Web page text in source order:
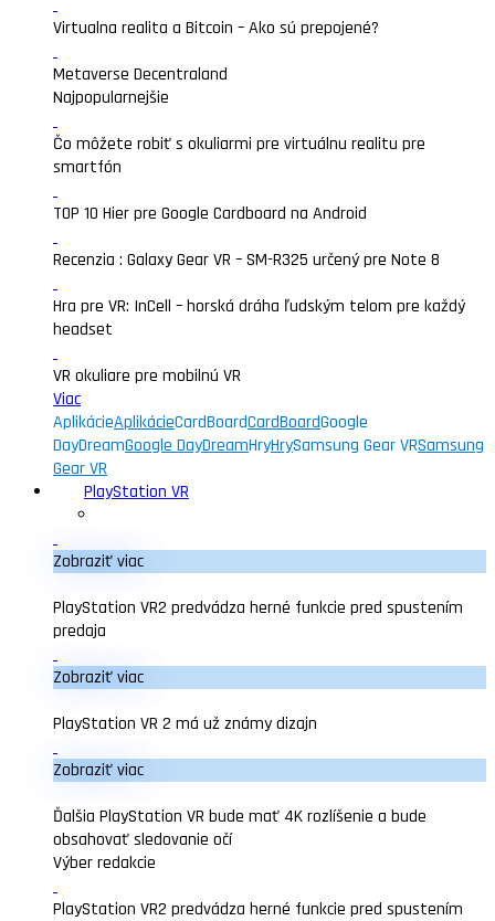
Virtualna realita a Bitcoin – Ako sú prepojené?
Metaverse Decentraland
Najpopularnejšie
Čo môžete robiť s okuliarmi pre virtuálnu realitu pre
smartfón
TOP 10 Hier pre Google Cardboard na Android
Recenzia : Galaxy Gear VR – SM-R325 určený pre Note 8
Hra pre VR: InCell – horská dráha ľudským telom pre každý
headset
VR okuliare pre mobilnú VR
Viac
AplikácieAplikácieCardBoardCardBoardGoogle
DayDreamGoogle DayDreamHryHrySamsung Gear VRSamsung
Gear VR
PlayStation VR
Zobraziť viac
PlayStation VR2 predvádza herné funkcie pred spustením
predaja
Zobraziť viac
PlayStation VR 2 má už známy dizajn
Zobraziť viac
Ďalšia PlayStation VR bude mať 4K rozlíšenie a bude
obsahovať sledovanie očí
Výber redakcie
PlayStation VR2 predvádza herné funkcie pred spustením